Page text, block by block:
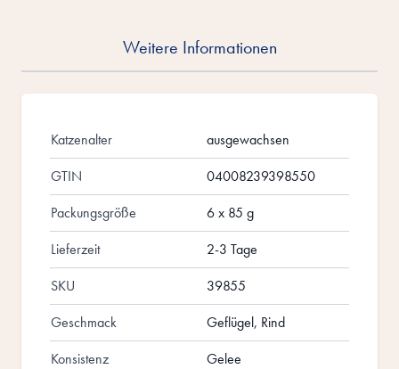
Weitere Informationen
Katzenalter
ausgewachsen
GTIN
04008239398550
Packungsgröße
6 x 85 g
Lieferzeit
2-3 Tage
SKU
39855
Geschmack
Geflügel, Rind
Konsistenz
Gelee